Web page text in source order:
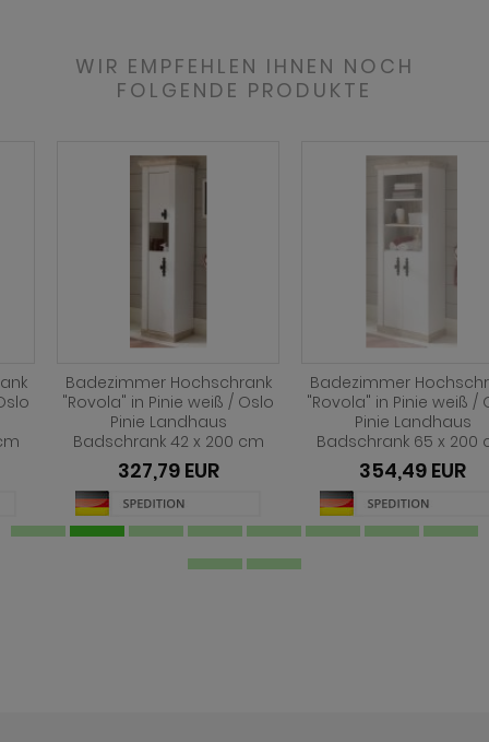
WIR EMPFEHLEN IHNEN NOCH
FOLGENDE PRODUKTE
Badezimmer Hochschrank
"Rovola" in Pinie weiß / Oslo
Pinie Landhaus
Badschrank 42 x 200 cm
327,79 EUR
Badezimmer Hochschrank
"Rovola" in Pinie weiß / Oslo
Pinie Landhaus
Badschrank 65 x 200 cm
354,49 EUR